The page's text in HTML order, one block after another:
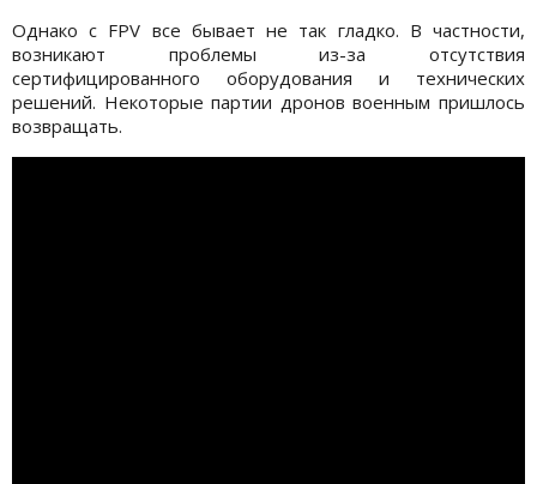
Однако с FPV все бывает не так гладко. В частности,
возникают проблемы из-за отсутствия
сертифицированного оборудования и технических
решений. Некоторые партии дронов военным пришлось
возвращать.